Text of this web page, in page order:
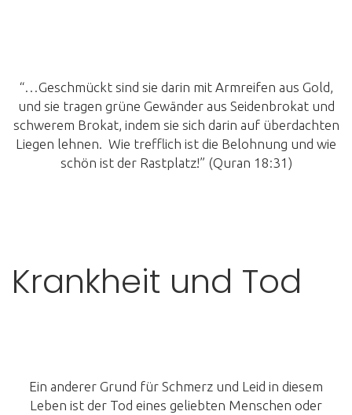
“…Geschmückt sind sie darin mit Armreifen aus Gold,
und sie tragen grüne Gewänder aus Seidenbrokat und
schwerem Brokat, indem sie sich darin auf überdachten
Liegen lehnen. Wie trefflich ist die Belohnung und wie
schön ist der Rastplatz!” (Quran 18:31)
Krankheit und Tod
Ein anderer Grund für Schmerz und Leid in diesem
Leben ist der Tod eines geliebten Menschen oder